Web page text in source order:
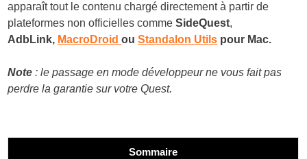
apparaît tout le contenu chargé directement à partir de
plateformes non officielles commeSideQuest,
AdbLink, MacroDroidouStandalon Utils pour Mac.
Note : le passage en mode développeur ne vous fait pas
perdre la garantie sur votre Quest.
Sommaire